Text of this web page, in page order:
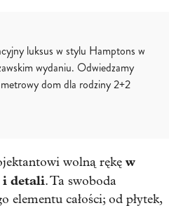
luksus w stylu Hamptons w
wydaniu. Odwiedzamy
dom dla rodziny 2+2
wolną rękę w
i detali. Ta swoboda
elementu całości; od płytek,